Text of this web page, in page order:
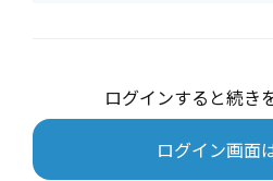
ログインすると続き
ログイン画面